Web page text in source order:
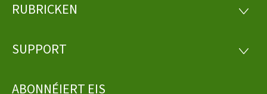
Fousszeil
RUBRICKEN
SUPPORT
ABONNÉIERT EIS